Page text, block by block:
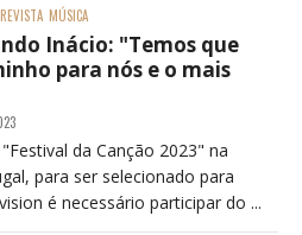
MÚSICA
Inácio: "Temos que
para nós e o mais
da Canção 2023" na
para ser selecionado para
é necessário participar do ...